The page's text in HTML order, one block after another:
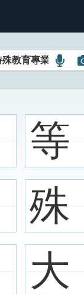
語
搜
圖
示
等
殊
大